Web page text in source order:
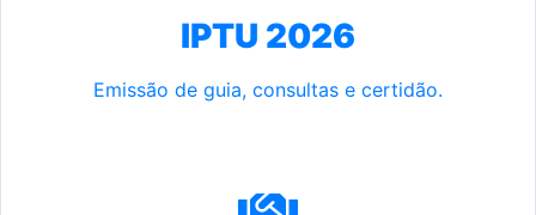
IPTU 2026
Emissão de guia, consultas e certidão.